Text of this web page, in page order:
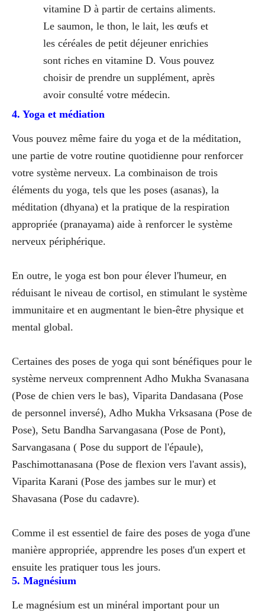
vitamine D à partir de certains aliments.
Le saumon, le thon, le lait, les œufs et
les céréales de petit déjeuner enrichies
sont riches en vitamine D. Vous pouvez
choisir de prendre un supplément, après
avoir consulté votre médecin.
4. Yoga et médiation
Vous pouvez même faire du yoga et de la méditation,
une partie de votre routine quotidienne pour renforcer
votre système nerveux. La combinaison de trois
éléments du yoga, tels que les poses (asanas), la
méditation (dhyana) et la pratique de la respiration
appropriée (pranayama) aide à renforcer le système
nerveux périphérique.
En outre, le yoga est bon pour élever l'humeur, en
réduisant le niveau de cortisol, en stimulant le système
immunitaire et en augmentant le bien-être physique et
mental global.
Certaines des poses de yoga qui sont bénéfiques pour le
système nerveux comprennent Adho Mukha Svanasana
(Pose de chien vers le bas), Viparita Dandasana (Pose
de personnel inversé), Adho Mukha Vrksasana (Pose de
Pose), Setu Bandha Sarvangasana (Pose de Pont),
Sarvangasana ( Pose du support de l'épaule),
Paschimottanasana (Pose de flexion vers l'avant assis),
Viparita Karani (Pose des jambes sur le mur) et
Shavasana (Pose du cadavre).
Comme il est essentiel de faire des poses de yoga d'une
manière appropriée, apprendre les poses d'un expert et
ensuite les pratiquer tous les jours.
5. Magnésium
Le magnésium est un minéral important pour un